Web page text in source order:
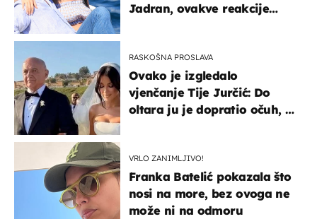
Jadran, ovakve reakcije
RASKOŠNA PROSLAVA
Ovako je izgledalo
vjenčanje Tije Jurčić: Do
oltara ju je dopratio očuh, a
VRLO ZANIMLJIVO!
Franka Batelić pokazala što
nosi na more, bez ovoga ne
može ni na odmoru